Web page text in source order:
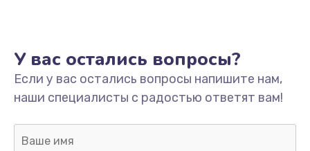
Замена видеочипа
2990 руб.
Заказать
У вас остались вопросы?
Если у вас остались вопросы напишите нам,
наши специалисты с радостью ответят вам!